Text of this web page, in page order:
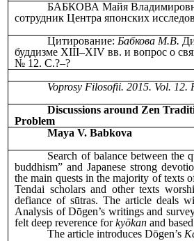
БАБКОВА Майя
сотрудник Центра японских
Цитирование:Бабкова М.В.
буддизме XIII‒XIV вв. и вопрос о
№ 12. С.?‒?
Voprosy Filosofii. 2015. Vol.12.
Discussions around Zen
Problem
Maya V. Babkova
Search of balance between the
buddhism” and Japanese strong
the main quests in the majority of
Tendai scholars and other texts
defiance of sūtras. The article deals
Analysis of Dōgen’s writings and
felt deep reverence forkyōkan and
The article introduces Dōgen’s